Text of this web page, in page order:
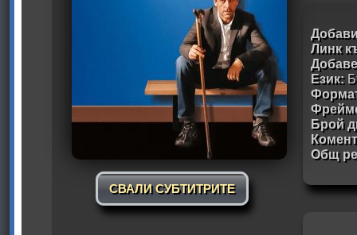
СВАЛИ СУБТИТРИТЕ
Линк
Език:
Брой
Общ